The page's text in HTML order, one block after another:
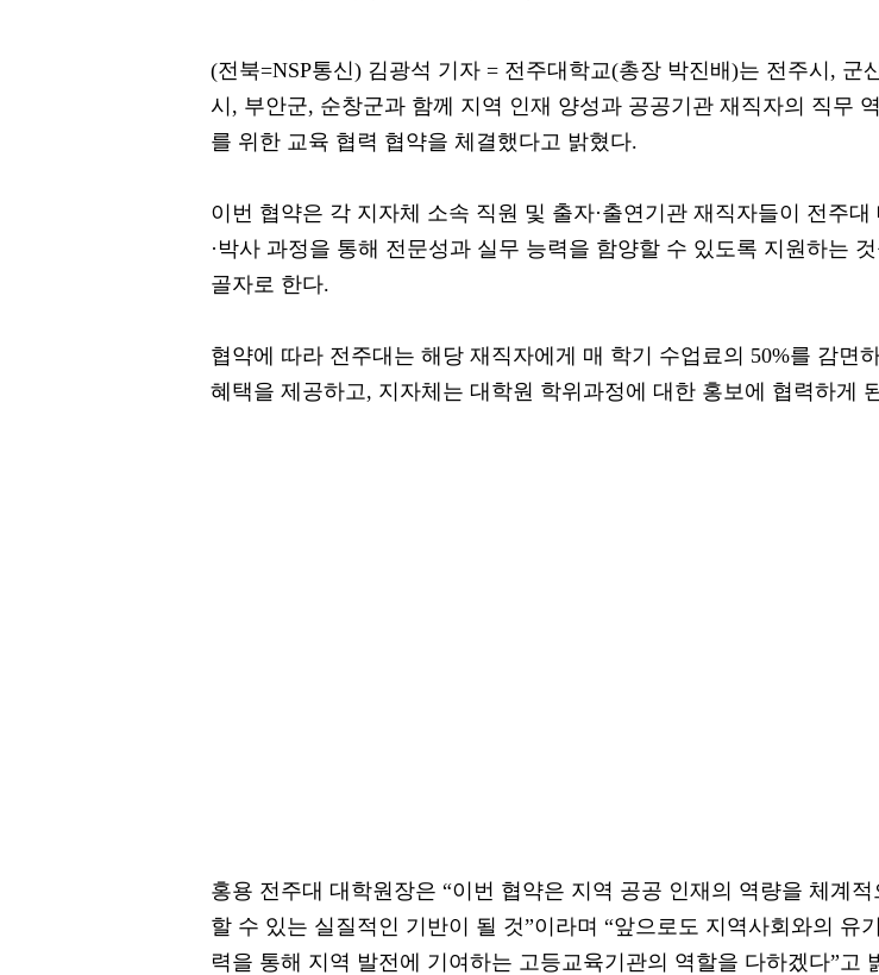
(전북=NSP통신) 김광석 기자 = 전주대학교(총장 박진배)는 전주시, 군
시, 부안군, 순창군과 함께 지역 인재 양성과 공공기관 재직자의 직무
를 위한 교육 협력 협약을 체결했다고 밝혔다.
이번 협약은 각 지자체 소속 직원 및 출자·출연기관 재직자들이 전주대
·박사 과정을 통해 전문성과 실무 능력을 함양할 수 있도록 지원하는
골자로 한다.
협약에 따라 전주대는 해당 재직자에게 매 학기 수업료의 50%를 감면
혜택을 제공하고, 지자체는 대학원 학위과정에 대한 홍보에 협력하게
홍용 전주대 대학원장은 “이번 협약은 지역 공공 인재의 역량을 체계
할 수 있는 실질적인 기반이 될 것”이라며 “앞으로도 지역사회와의 유
력을 통해 지역 발전에 기여하는 고등교육기관의 역할을 다하겠다”고